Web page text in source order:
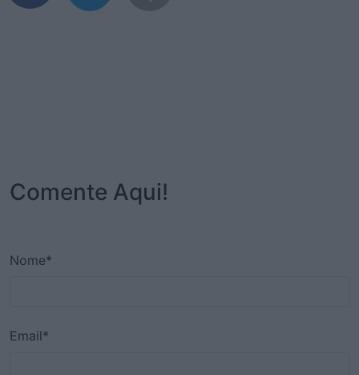
Comente Aqui!
Nome*
Email*